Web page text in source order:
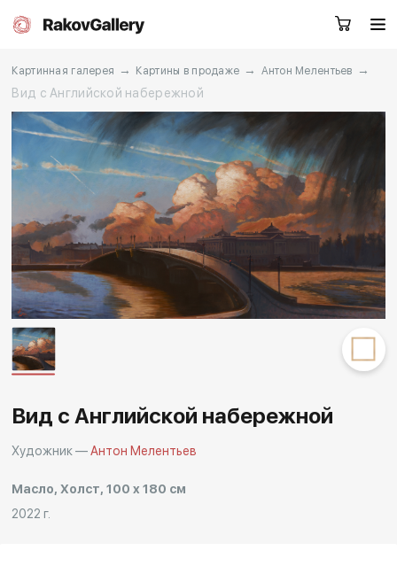
Санкт-Петербург
Каталог Художники
О нас Услуги
События
baget
Заказать звонок
Картинная галерея → Картины в продаже → Антон Мелентьев
→
Вид с Английской набережной
Вид с Английской набережной
Художник —Антон Мелентьев
Масло, Холст, 100 x 180 см
2022 г.